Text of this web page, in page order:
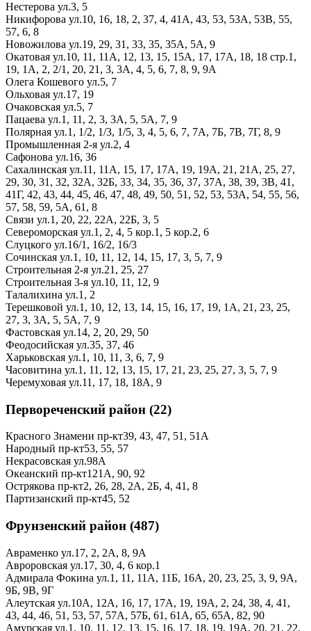
Нестерова ул.3, 5
Никифорова ул.10, 16, 18, 2, 37, 4, 41А, 43, 53, 53А, 53В, 55,
57, 6, 8
Новожилова ул.19, 29, 31, 33, 35, 35А, 5А, 9
Окатовая ул.10, 11, 11А, 12, 13, 15, 15А, 17, 17А, 18, 18 стр.1,
19, 1А, 2, 2/1, 20, 21, 3, 3А, 4, 5, 6, 7, 8, 9, 9А
Олега Кошевого ул.5, 7
Ольховая ул.17, 19
Очаковская ул.5, 7
Пацаева ул.1, 11, 2, 3, 3А, 5, 5А, 7, 9
Полярная ул.1, 1/2, 1/3, 1/5, 3, 4, 5, 6, 7, 7А, 7Б, 7В, 7Г, 8, 9
Промышленная 2-я ул.2, 4
Сафонова ул.16, 36
Сахалинская ул.11, 11А, 15, 17, 17А, 19, 19А, 21, 21А, 25, 27,
29, 30, 31, 32, 32А, 32Б, 33, 34, 35, 36, 37, 37А, 38, 39, 3В, 41,
41Г, 42, 43, 44, 45, 46, 47, 48, 49, 50, 51, 52, 53, 53А, 54, 55, 56,
57, 58, 59, 5А, 61, 8
Связи ул.1, 20, 22, 22А, 22Б, 3, 5
Североморская ул.1, 2, 4, 5 кор.1, 5 кор.2, 6
Слуцкого ул.16/1, 16/2, 16/3
Сочинская ул.1, 10, 11, 12, 14, 15, 17, 3, 5, 7, 9
Строительная 2-я ул.21, 25, 27
Строительная 3-я ул.10, 11, 12, 9
Талалихина ул.1, 2
Терешковой ул.1, 10, 12, 13, 14, 15, 16, 17, 19, 1А, 21, 23, 25,
27, 3, 3А, 5, 5А, 7, 9
Фастовская ул.14, 2, 20, 29, 50
Феодосийская ул.35, 37, 46
Харьковская ул.1, 10, 11, 3, 6, 7, 9
Часовитина ул.1, 11, 12, 13, 15, 17, 21, 23, 25, 27, 3, 5, 7, 9
Черемуховая ул.11, 17, 18, 18А, 9
Первореченский район (22)
Красного Знамени пр-кт39, 43, 47, 51, 51А
Народный пр-кт53, 55, 57
Некрасовская ул.98А
Океанский пр-кт121А, 90, 92
Острякова пр-кт2, 26, 28, 2А, 2Б, 4, 41, 8
Партизанский пр-кт45, 52
Фрунзенский район (487)
Авраменко ул.17, 2, 2А, 8, 9А
Авроровская ул.17, 30, 4, 6 кор.1
Адмирала Фокина ул.1, 11, 11А, 11Б, 16А, 20, 23, 25, 3, 9, 9А,
9Б, 9В, 9Г
Алеутская ул.10А, 12А, 16, 17, 17А, 19, 19А, 2, 24, 38, 4, 41,
43, 44, 46, 51, 53, 57, 57А, 57Б, 61, 61А, 65, 65А, 82, 90
Амурская ул.1, 10, 11, 12, 13, 15, 16, 17, 18, 19, 19А, 20, 21, 22,